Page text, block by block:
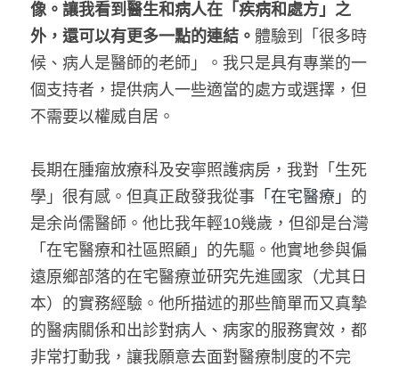
像。讓我看到醫生和病人在「疾病和處方」之
外，還可以有更多一點的連結。 體驗到「很多時
候、病人是醫師的老師」。我只是具有專業的一
個支持者，提供病人一些適當的處方或選擇，但
不需要以權威自居。
長期在腫瘤放療科及安寧照護病房，我對「生死
學」很有感。但真正啟發我從事 「在宅醫療」 的
是余尚儒醫師。他比我年輕10幾歲，但卻是台灣
「在宅醫療和社區照顧」的先驅。他實地參與偏
遠原鄉部落的在宅醫療並研究先進國家（尤其日
本）的實務經驗。他所描述的那些簡單而又真摯
的醫病關係和出診對病人、病家的服務實效，都
非常打動我，讓我願意去面對醫療制度的不完